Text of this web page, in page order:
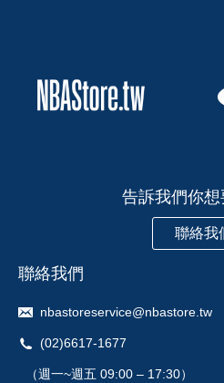
告訴我們你
聯絡我
聯絡我們
nbastoreservice@nbastore.tw
(02)6617-1677
（週一~週五 09:00 – 17:30）